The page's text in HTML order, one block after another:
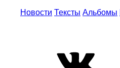
Новости Тексты Альбомы